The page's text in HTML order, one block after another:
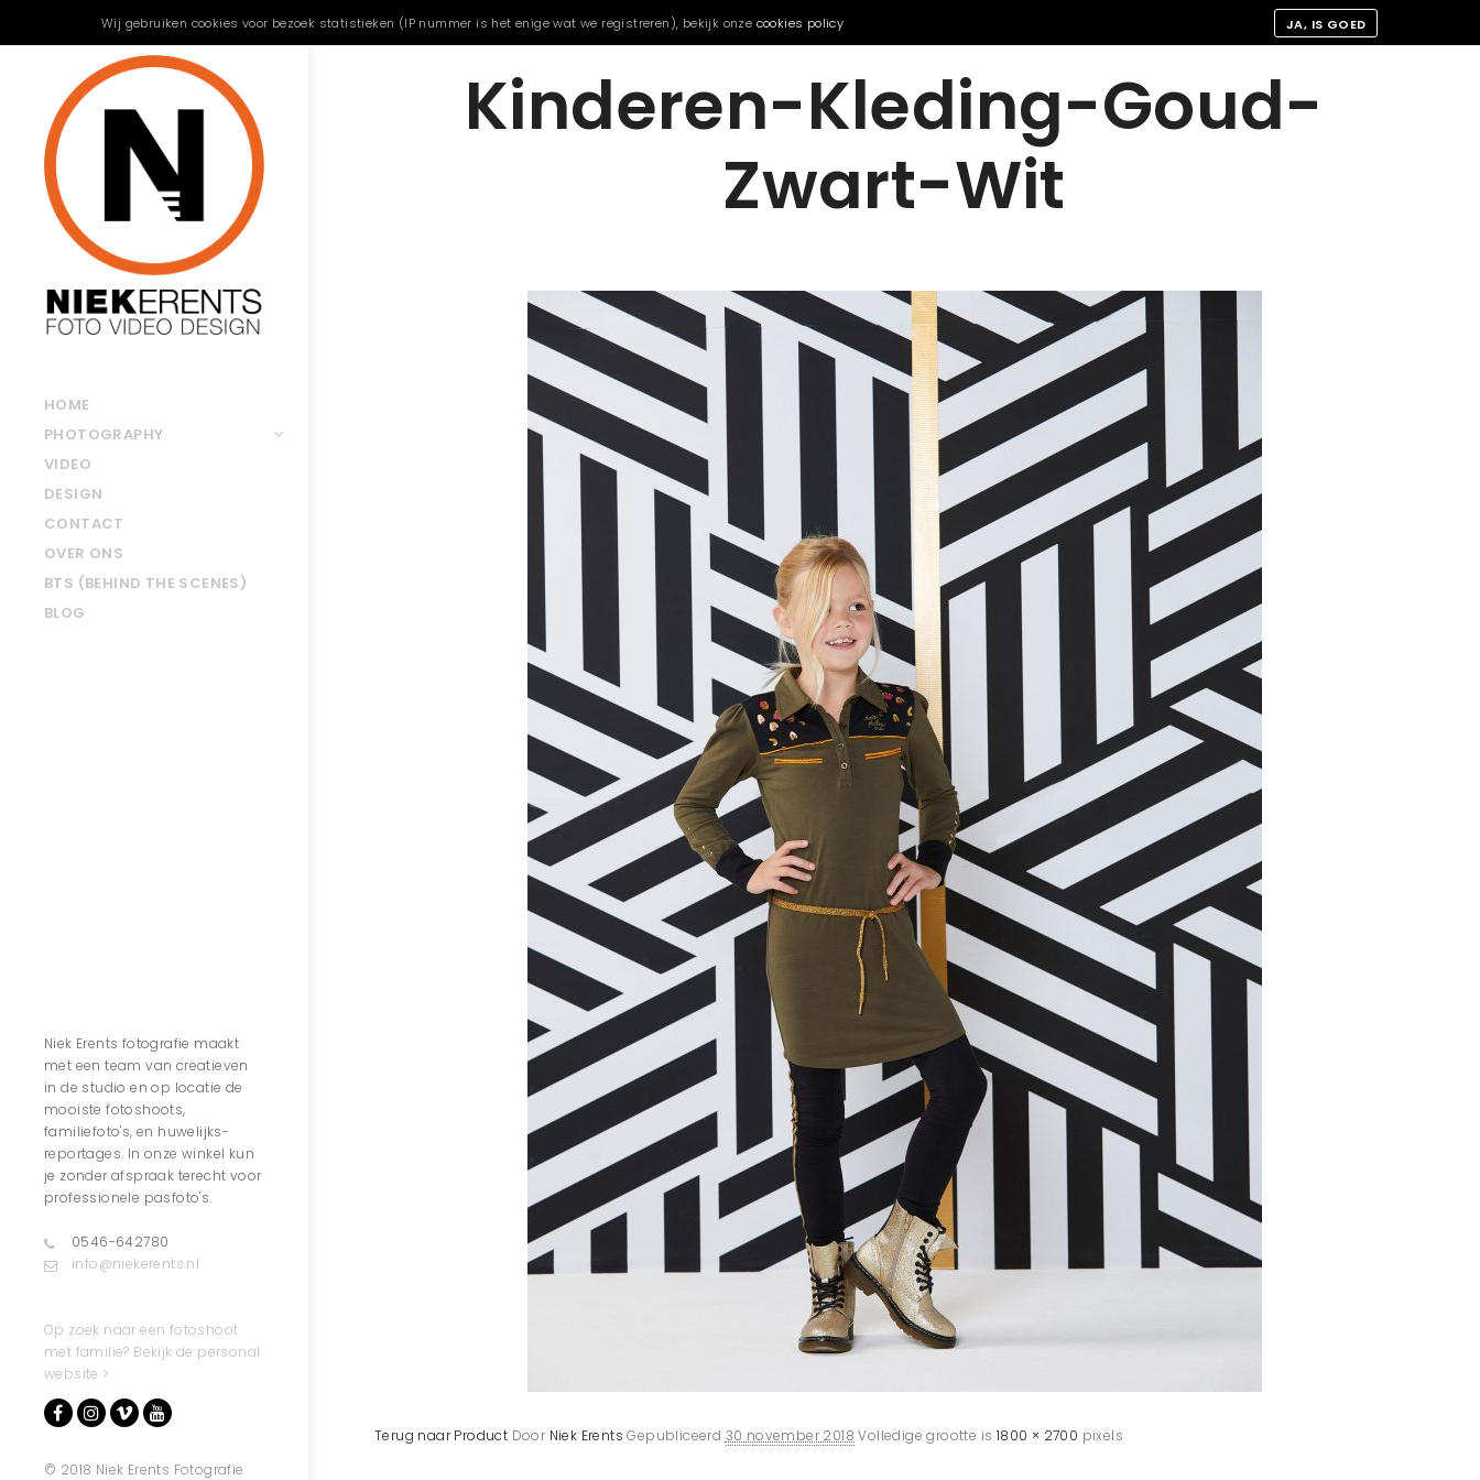
HOME
PHOTOGRAPHY
VIDEO
DESIGN
CONTACT
OVER ONS
BTS (BEHIND THE SCENES)
BLOG
Niek Erents fotografie maakt
met een team van creatieven
in de studio en op locatie de
mooiste fotoshoots,
familiefoto's, en huwelijks-
reportages. In onze winkel kun
je zonder afspraak terecht voor
professionele pasfoto's.
0546-642780
info@niekerents.nl
Op zoek naar een fotoshoot
met familie? Bekijk de personal
website >
© 2018 Niek Erents Fotografie
Kinderen-Kleding-Goud-
Zwart-Wit
Terug naar Product Door Niek Erents Gepubliceerd 30 november 2018 Volledige grootte is 1800 × 2700 pixels
Wij gebruiken cookies voor bezoek statistieken (IP nummer is het enige wat we registreren), bekijk onze cookies policy JA, IS GOED